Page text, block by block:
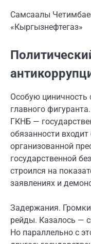
Самсаалы
«Кыргызнефтегаз»
Особую циничность
главного
ГКНБ —
обязанности
организованной
государственной
строился на
заявлениях и
Задержания.
рейды. Казалось —
Но параллельно с